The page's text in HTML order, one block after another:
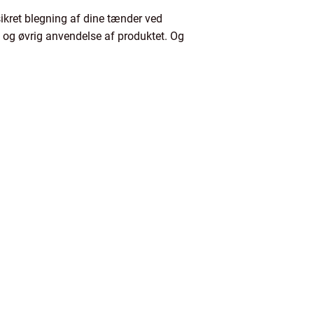
blegning af dine tænder ved
øvrig anvendelse af produktet. Og